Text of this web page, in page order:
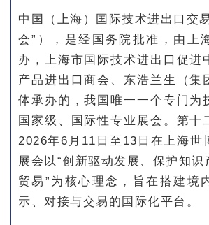
中国（上海）国际技术进出口交
会”），是经国务院批准，由上
办，上海市国际技术进出口促进
产品进出口商会、东浩兰生（集
体承办的，我国唯一一个专门为
国家级、国际性专业展会。第十
2026年6月11日至13日在上海世
展会以“创新驱动发展、保护知
贸易”为核心理念，旨在搭建境
示、对接与交易的国际化平台。